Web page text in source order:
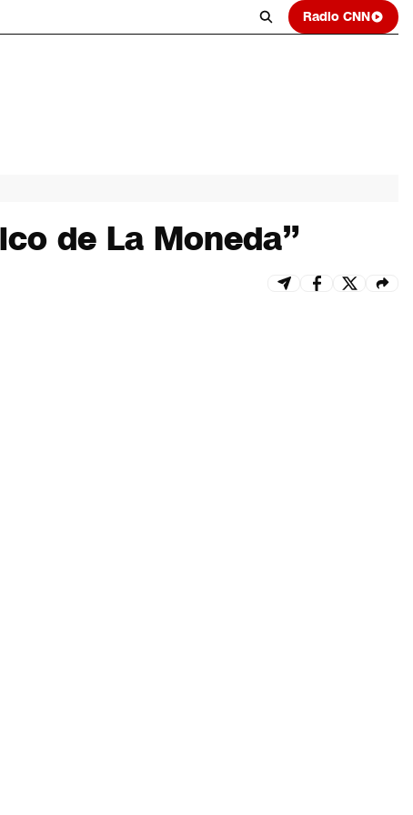
Radio CNN
de La Moneda”